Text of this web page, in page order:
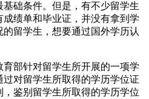
础条件。但是，有不少留学生
绩单和毕业证，并没有拿到学
留学生，想要通过国外学历认
育部针对留学生所开展的一项学
对留学生所取得的学历学位证
鉴别留学生所取得的学历学位